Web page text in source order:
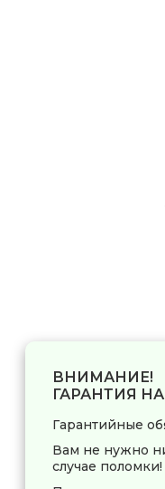
ВНИМАНИЕ!
ГАРАНТИЯ
Гарантийные
Вам не нужно
случае поломки!